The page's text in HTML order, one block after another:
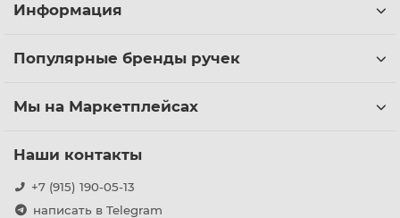
Информация
Популярные бренды ручек
Мы на Маркетплейсах
Наши контакты
+7 (915) 190-05-13
написать в Telegram